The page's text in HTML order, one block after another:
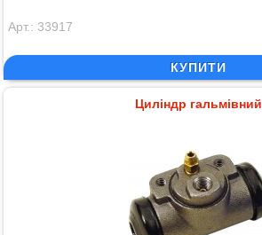
Арт.: 33917
КУПИТИ
Циліндр гальмівний